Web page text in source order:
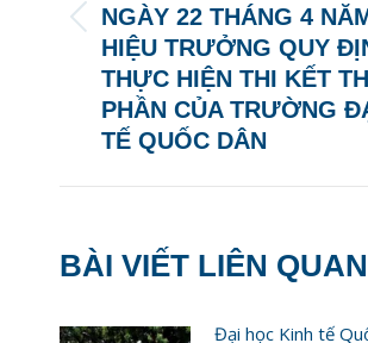
Previous
post:
NGÀY 22 THÁNG 4
HIỆU TRƯỞNG QUY
THỰC HIỆN THI KẾT
PHẦN CỦA TRƯỜNG
TẾ QUỐC DÂN
BÀI VIẾT LIÊN QUAN
Đại học Kinh tế